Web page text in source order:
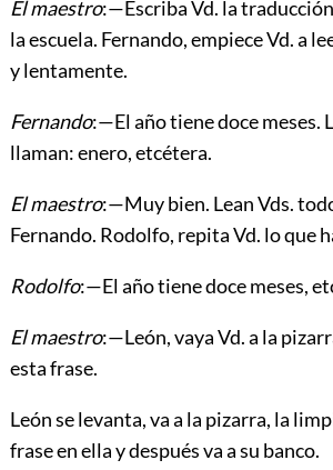
El maestro:—Escriba Vd. la
la escuela. Fernando, empiece Vd. a
y lentamente.
Fernando:—El año tiene doce meses.
llaman: enero, etcétera.
El maestro:—Muy bien. Lean Vds.
Fernando. Rodolfo, repita Vd. lo que
Rodolfo:—El año tiene doce meses,
El maestro:—León, vaya Vd. a la
esta frase.
León se levanta, va a la pizarra, la
frase en ella y después va a su banco.